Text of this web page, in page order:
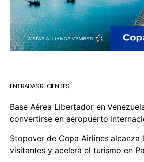
ENTRADAS RECIENTES
Base Aérea Libertador en
convertirse en aeropuerto
Stopover de Copa Airlines alcanza
visitantes y acelera el turismo en